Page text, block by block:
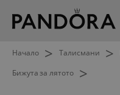
Начало > Талисмани >
Бижута за лятото >